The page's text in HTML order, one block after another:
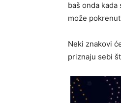
baš onda
može
Neki znakovi
priznaju sebi